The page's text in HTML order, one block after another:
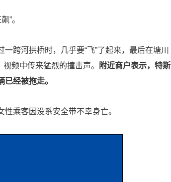
”。
跨河拱桥时，几乎要“飞”了起来，最后在塘川
频中传来猛烈的撞击声。
附近商户表示，特斯
经被拖走。
乘客因没系安全带不幸身亡。